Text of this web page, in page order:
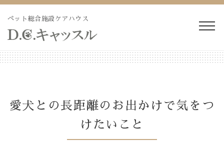
Skip
content
ペット総合施設ケアハウス
ペットホテル・長期預か
り
長期療養ケア
ペット訪問火葬・葬儀 ドッグラン
愛犬との長距離のお出かけで気をつ
けたいこと